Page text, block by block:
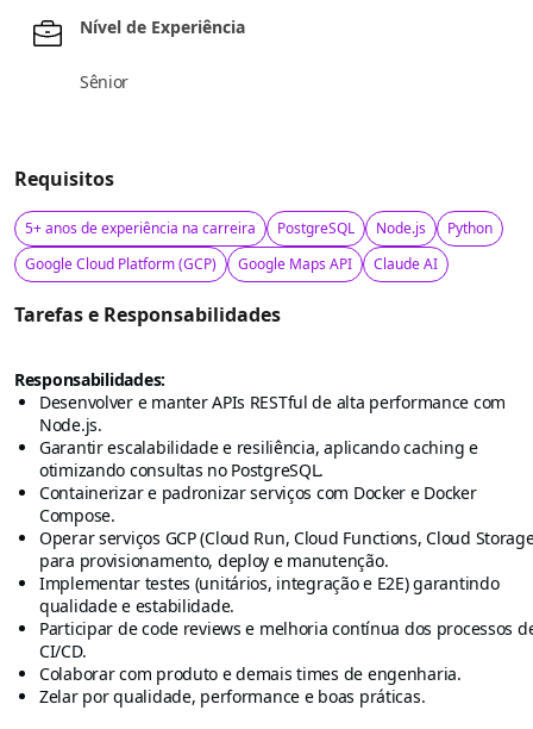
Nível de Experiência
Sênior
Requisitos
5+ anos de experiência na carreira PostgreSQL Node.js
Python
Google Cloud Platform (GCP)
Google Maps API Claude AI
Tarefas e Responsabilidades
Responsabilidades:
Desenvolver e manter APIs RESTful de alta performance com
Node.js.
Garantir escalabilidade e resiliência, aplicando caching e
otimizando consultas no PostgreSQL.
Containerizar e padronizar serviços com Docker e Docker
Compose.
Operar serviços GCP (Cloud Run, Cloud Functions, Cloud
para provisionamento, deploy e manutenção.
Implementar testes (unitários, integração e E2E) garantindo
qualidade e estabilidade.
Participar de code reviews e melhoria contínua dos processos
CI/CD.
Colaborar com produto e demais times de engenharia.
Zelar por qualidade, performance e boas práticas.